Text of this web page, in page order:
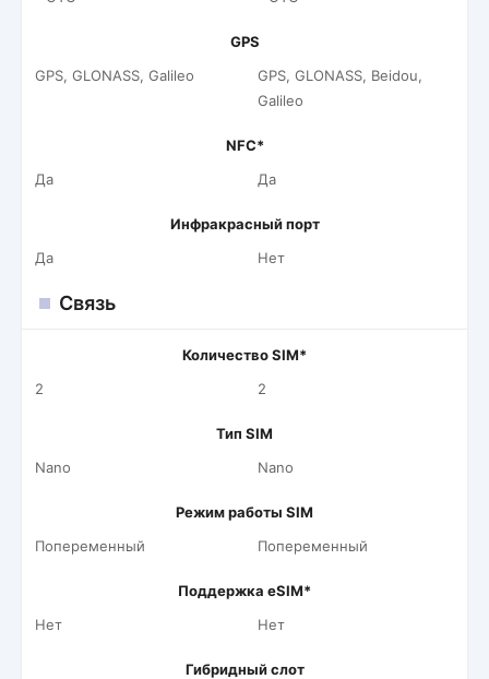
GPS
GPS, GLONASS, Galileo
GPS, GLONASS, Beidou,
Galileo
NFC*
Да
Да
Инфракрасный порт
Да
Нет
Связь
Количество SIM*
2
2
Тип SIM
Nano
Nano
Режим работы SIM
Попеременный
Попеременный
Поддержка eSIM*
Нет
Нет
Гибридный слот